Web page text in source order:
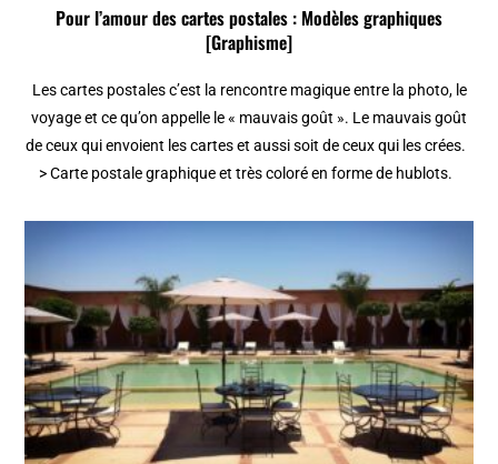
Pour l’amour des cartes postales : Modèles graphiques
[Graphisme]
Les cartes postales c’est la rencontre magique entre la photo, le
voyage et ce qu’on appelle le « mauvais goût ». Le mauvais goût
de ceux qui envoient les cartes et aussi soit de ceux qui les crées.
> Carte postale graphique et très coloré en forme de hublots.